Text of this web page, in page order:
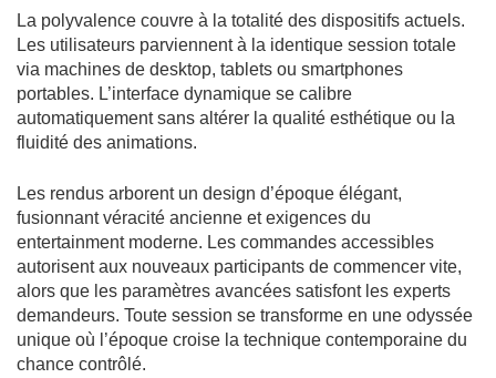
La polyvalence couvre à la totalité des dispositifs actuels.
Les utilisateurs parviennent à la identique session totale
via machines de desktop, tablets ou smartphones
portables. L’interface dynamique se calibre
automatiquement sans altérer la qualité esthétique ou la
fluidité des animations.
Les rendus arborent un design d’époque élégant,
fusionnant véracité ancienne et exigences du
entertainment moderne. Les commandes accessibles
autorisent aux nouveaux participants de commencer vite,
alors que les paramètres avancées satisfont les experts
demandeurs. Toute session se transforme en une odyssée
unique où l’époque croise la technique contemporaine du
chance contrôlé.